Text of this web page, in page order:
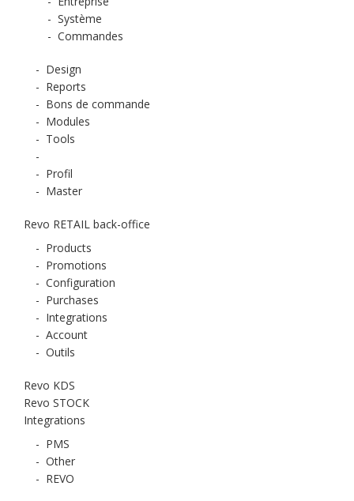
- Système
- Commandes
- Design
- Reports
- Bons de commande
- Modules
- Tools
-
- Profil
- Master
Revo RETAIL back-office
- Products
- Promotions
- Configuration
- Purchases
- Integrations
- Account
- Outils
Revo KDS
Revo STOCK
Integrations
- PMS
- Other
- REVO